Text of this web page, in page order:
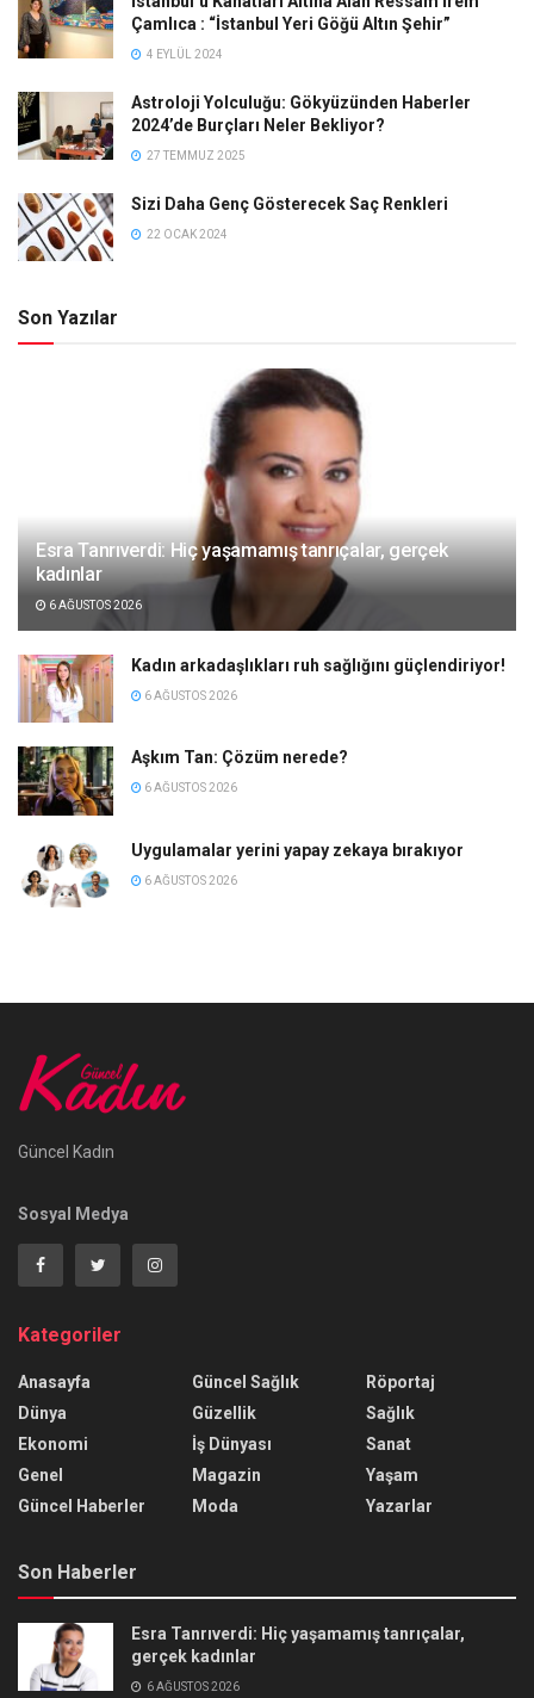
Çamlıca : “İstanbul Yeri Göğü Altın Şehir”
4 EYLÜL 2024
Astroloji Yolculuğu: Gökyüzünden Haberler
2024’de Burçları Neler Bekliyor?
27 TEMMUZ 2025
Sizi Daha Genç Gösterecek Saç Renkleri
22 OCAK 2024
Son Yazılar
Esra Tanrıverdi: Hiç yaşamamış tanrıçalar, gerçek
kadınlar
6 AĞUSTOS 2026
Kadın arkadaşlıkları ruh sağlığını güçlendiriyor!
6 AĞUSTOS 2026
Aşkım Tan: Çözüm nerede?
6 AĞUSTOS 2026
Uygulamalar yerini yapay zekaya bırakıyor
6 AĞUSTOS 2026
Güncel Kadın
Sosyal Medya
Kategoriler
Anasayfa
Dünya
Ekonomi
Genel
Güncel Haberler
Güncel Sağlık
Güzellik
İş Dünyası
Magazin
Moda
Röportaj
Sağlık
Sanat
Yaşam
Yazarlar
Son Haberler
Esra Tanrıverdi: Hiç yaşamamış tanrıçalar,
gerçek kadınlar
6 AĞUSTOS 2026